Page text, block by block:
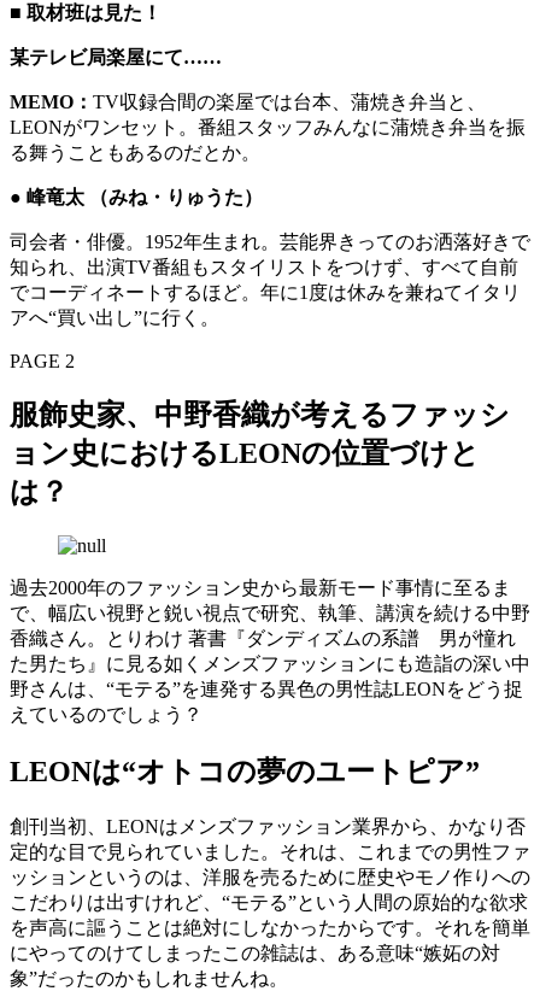
■ 取材班は見た！
某テレビ局楽屋にて……
MEMO： TV収録合間の楽屋では台本、蒲焼き弁当と、
LEONがワンセット。番組スタッフみんなに蒲焼き弁当を振
る舞うこともあるのだとか。
● 峰竜太 （みね・りゅうた）
司会者・俳優。1952年生まれ。芸能界きってのお洒落好きで
知られ、出演TV番組もスタイリストをつけず、すべて自前
でコーディネートするほど。年に1度は休みを兼ねてイタリ
アへ“買い出し”に行く。
PAGE 2
服飾史家、中野香織が考えるファッシ
ョン史におけるLEONの位置づけと
は？
過去2000年のファッション史から最新モード事情に至るま
で、幅広い視野と鋭い視点で研究、執筆、講演を続ける中野
香織さん。とりわけ 著書『ダンディズムの系譜 男が憧れ
た男たち』に見る如くメンズファッションにも造詣の深い中
野さんは、“モテる”を連発する異色の男性誌LEONをどう捉
えているのでしょう？
LEONは“オトコの夢のユートピア”
創刊当初、LEONはメンズファッション業界から、かなり否
定的な目で見られていました。それは、これまでの男性ファ
ッションというのは、洋服を売るために歴史やモノ作りへの
こだわりは出すけれど、“モテる”という人間の原始的な欲求
を声高に謳うことは絶対にしなかったからです。それを簡単
にやってのけてしまったこの雑誌は、ある意味“嫉妬の対
象”だったのかもしれませんね。